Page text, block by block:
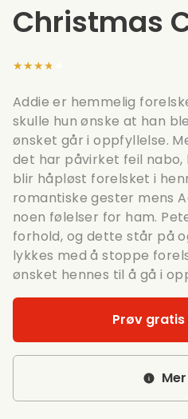
Christmas
★★★★★
Addie er hemmelig
skulle hun ønske at han
ønsket går i oppfyllelse.
det har påvirket feil nabo,
blir håpløst forelsket i
romantiske gester mens
noen følelser for ham.
forhold, og dette står på
lykkes med å stoppe
ønsket hennes til å gå i
Prøv gratis